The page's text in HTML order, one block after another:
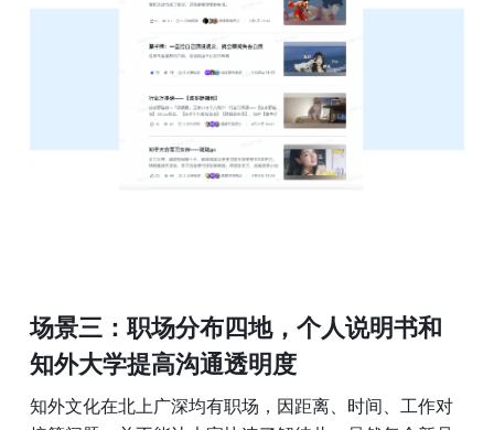
场景三：职场分布四地，个人说明书和
知外大学提高沟通透明度
知外文化在北上广深均有职场，因距离、时间、工作对